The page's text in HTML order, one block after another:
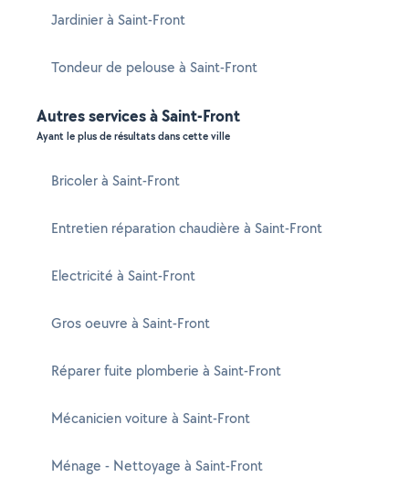
Jardinier à Saint-Front
Tondeur de pelouse à Saint-Front
Autres services à Saint-Front
Ayant le plus de résultats dans cette ville
Bricoler à Saint-Front
Entretien réparation chaudière à Saint-Front
Electricité à Saint-Front
Gros oeuvre à Saint-Front
Réparer fuite plomberie à Saint-Front
Mécanicien voiture à Saint-Front
Ménage - Nettoyage à Saint-Front